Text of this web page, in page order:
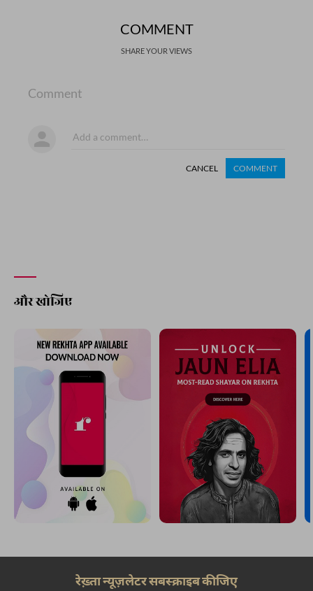
COMMENT
SHARE YOUR VIEWS
Comment
CANCEL COMMENT
और खोजिए
रेख़्ता न्यूज़लेटर सबस्क्राइब कीजिए